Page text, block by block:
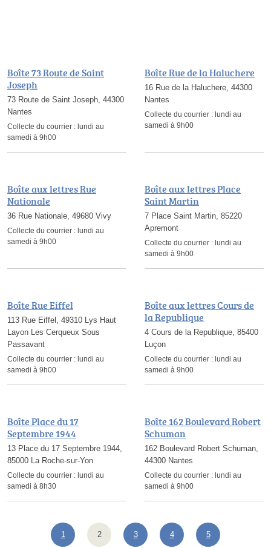
Boîte 73 Route de Saint
Joseph
73 Route de Saint Joseph, 44300
Nantes
Collecte du courrier : lundi au
samedi à 9h00
Boîte Rue de la Haluchere
16 Rue de la Haluchere, 44300
Nantes
Collecte du courrier : lundi au
samedi à 9h00
Boîte aux lettres Rue
Nationale
36 Rue Nationale, 49680 Vivy
Collecte du courrier : lundi au
samedi à 9h00
Boîte aux lettres Place
Saint Martin
7 Place Saint Martin, 85220
Apremont
Collecte du courrier : lundi au
samedi à 9h00
Boîte Rue Eiffel
113 Rue Eiffel, 49310 Lys Haut
Layon Les Cerqueux Sous
Passavant
Collecte du courrier : lundi au
samedi à 9h00
Boîte aux lettres Cours de
la Republique
4 Cours de la Republique, 85400
Luçon
Collecte du courrier : lundi au
samedi à 9h00
Boîte Place du 17
Septembre 1944
13 Place du 17 Septembre 1944,
85000 La Roche-sur-Yon
Collecte du courrier : lundi au
samedi à 8h30
Boîte 162 Boulevard Robert
Schuman
162 Boulevard Robert Schuman,
44300 Nantes
Collecte du courrier : lundi au
samedi à 9h00
1 2 3 4 5